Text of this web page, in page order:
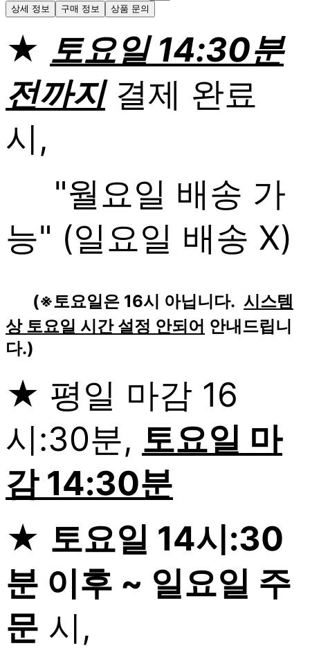
상세 정보 구매 정보 상품 문의
★ 토요일 14:30분
전까지결제 완료
시,
"월요일 배송 가
능" (일요일 배송 X)
(※토요일은 16시 아닙니다. 시스템
상 토요일 시간 설정 안되어 안내드립니
다.)
★ 평일 마감 16
시:30분, 토요일 마
감 14:30분
★ 토요일 14시:30
분 이후 ~ 일요일 주
문 시,